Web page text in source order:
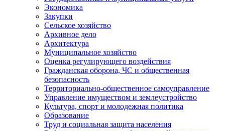
Экономика
Закупки
Сельское хозяйство
Архивное дело
Архитектура
Муниципальное хозяйство
Оценка регулирующего воздействия
Гражданская оборона, ЧС и общественная
безопасность
Территориально-общественное самоуправление
Управление имуществом и землеустройство
Культура, спорт и молодежная политика
Образование
Труд и социальная защита населения